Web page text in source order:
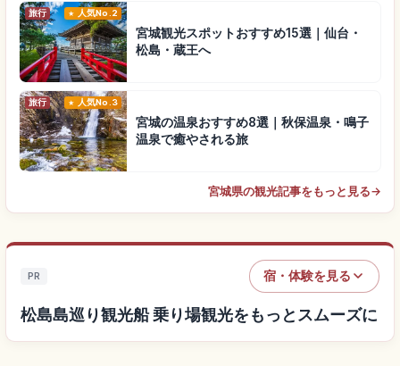
旅行 人気No.2
宮城観光スポットおすすめ15選｜仙台・
松島・蔵王へ
旅行 人気No.3
宮城の温泉おすすめ8選｜秋保温泉・鳴子
温泉で癒やされる旅
宮城県の観光記事をもっと見る→
PR 宿・体験を見る
松島島巡り観光船 乗り場観光をもっとスムーズに